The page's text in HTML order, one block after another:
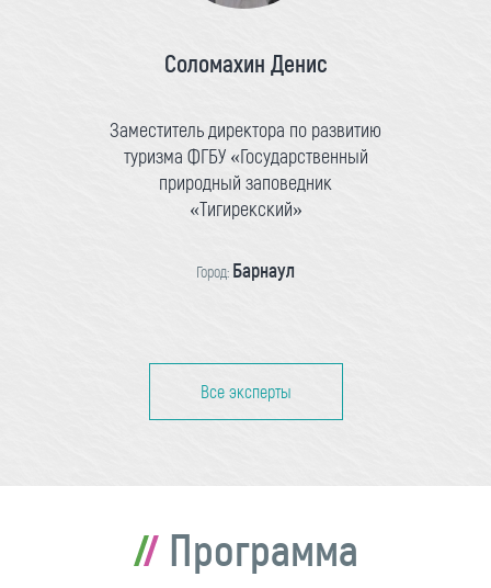
Соломахин Денис
Заместитель директора по развитию
туризма ФГБУ «Государственный
природный заповедник
«Тигирекский»
Город: Барнаул
Все эксперты
Программа